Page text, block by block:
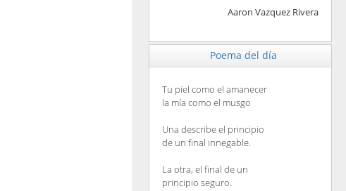
Aaron Vazquez Rivera
Poema del día
Tu piel como el amanecer
la mía como el musgo
Una describe el principio
de un final innegable.
La otra, el final de un
principio seguro.